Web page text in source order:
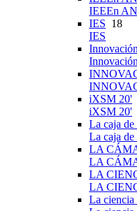
IEEEn
IES 18
IES
iXSM 20'
iXSM 20'
La caja de
La caja de
LA
LA
LA
LA
La ciencia